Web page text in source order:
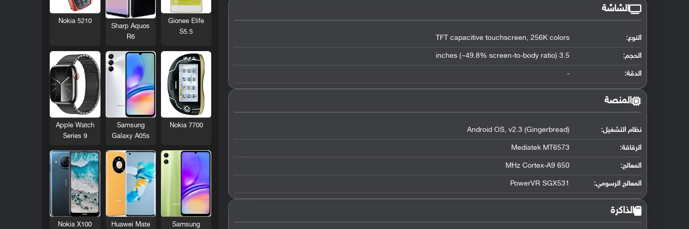
الشاشة
النوع: TFT capacitive touchscreen, 256K colors
الحجم: 3.5 inches (~49.8% screen-to-body ratio)
الدقة: -
المنصة
نظام التشغيل:
Android OS, v2.3 (Gingerbread)
الرقاقة:
Mediatek MT6573
المعالج:
650 MHz Cortex-A9
المعالج الرسومي:
PowerVR SGX531
الذاكرة
Gionee Elife
S5.5
Sharp Aquos
R6
Nokia 5210
Nokia 7700
Samsung
Galaxy A05s
Apple Watch
Series 9
Samsung
Huawei Mate
Nokia X100